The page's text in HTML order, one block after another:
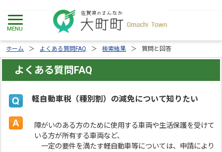
ホーム よくある質問FAQ 検索結果 質問と回答
よくある質問FAQ
軽自動車税（種別割）の減免について知りたい
障がいのある方のために使用する車両や生活保護を受けて
いる方が所有する車両など、
一定の要件を満たす軽自動車等については、申請により